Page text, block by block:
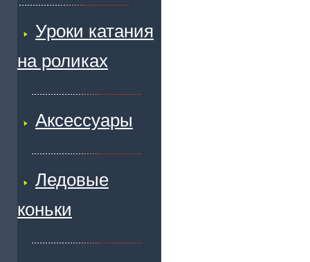
Уроки катания
на роликах
Аксессуары
Ледовые
коньки